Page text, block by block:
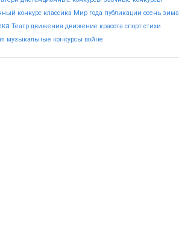
конкурс классика Мир года публикации осень зима
Театр движения движение красота спорт стихи
музыкальные конкурсы войне